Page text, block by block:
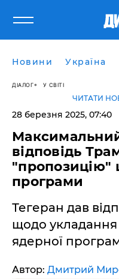
Новини Україна
ДІАЛОГ У СВІТІ
ЧИТАТИ
28 березня 2025, 07:40
відповідь
"пропозицію"
програми
Тегеран дав
щодо
ядерної
Автор: Дмитрий